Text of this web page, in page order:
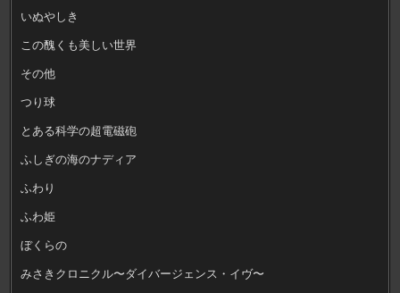
いぬやしき
この醜くも美しい世界
その他
つり球
とある科学の超電磁砲
ふしぎの海のナディア
ふわり
ふわ姫
ぼくらの
みさきクロニクル〜ダイバージェンス・イヴ〜